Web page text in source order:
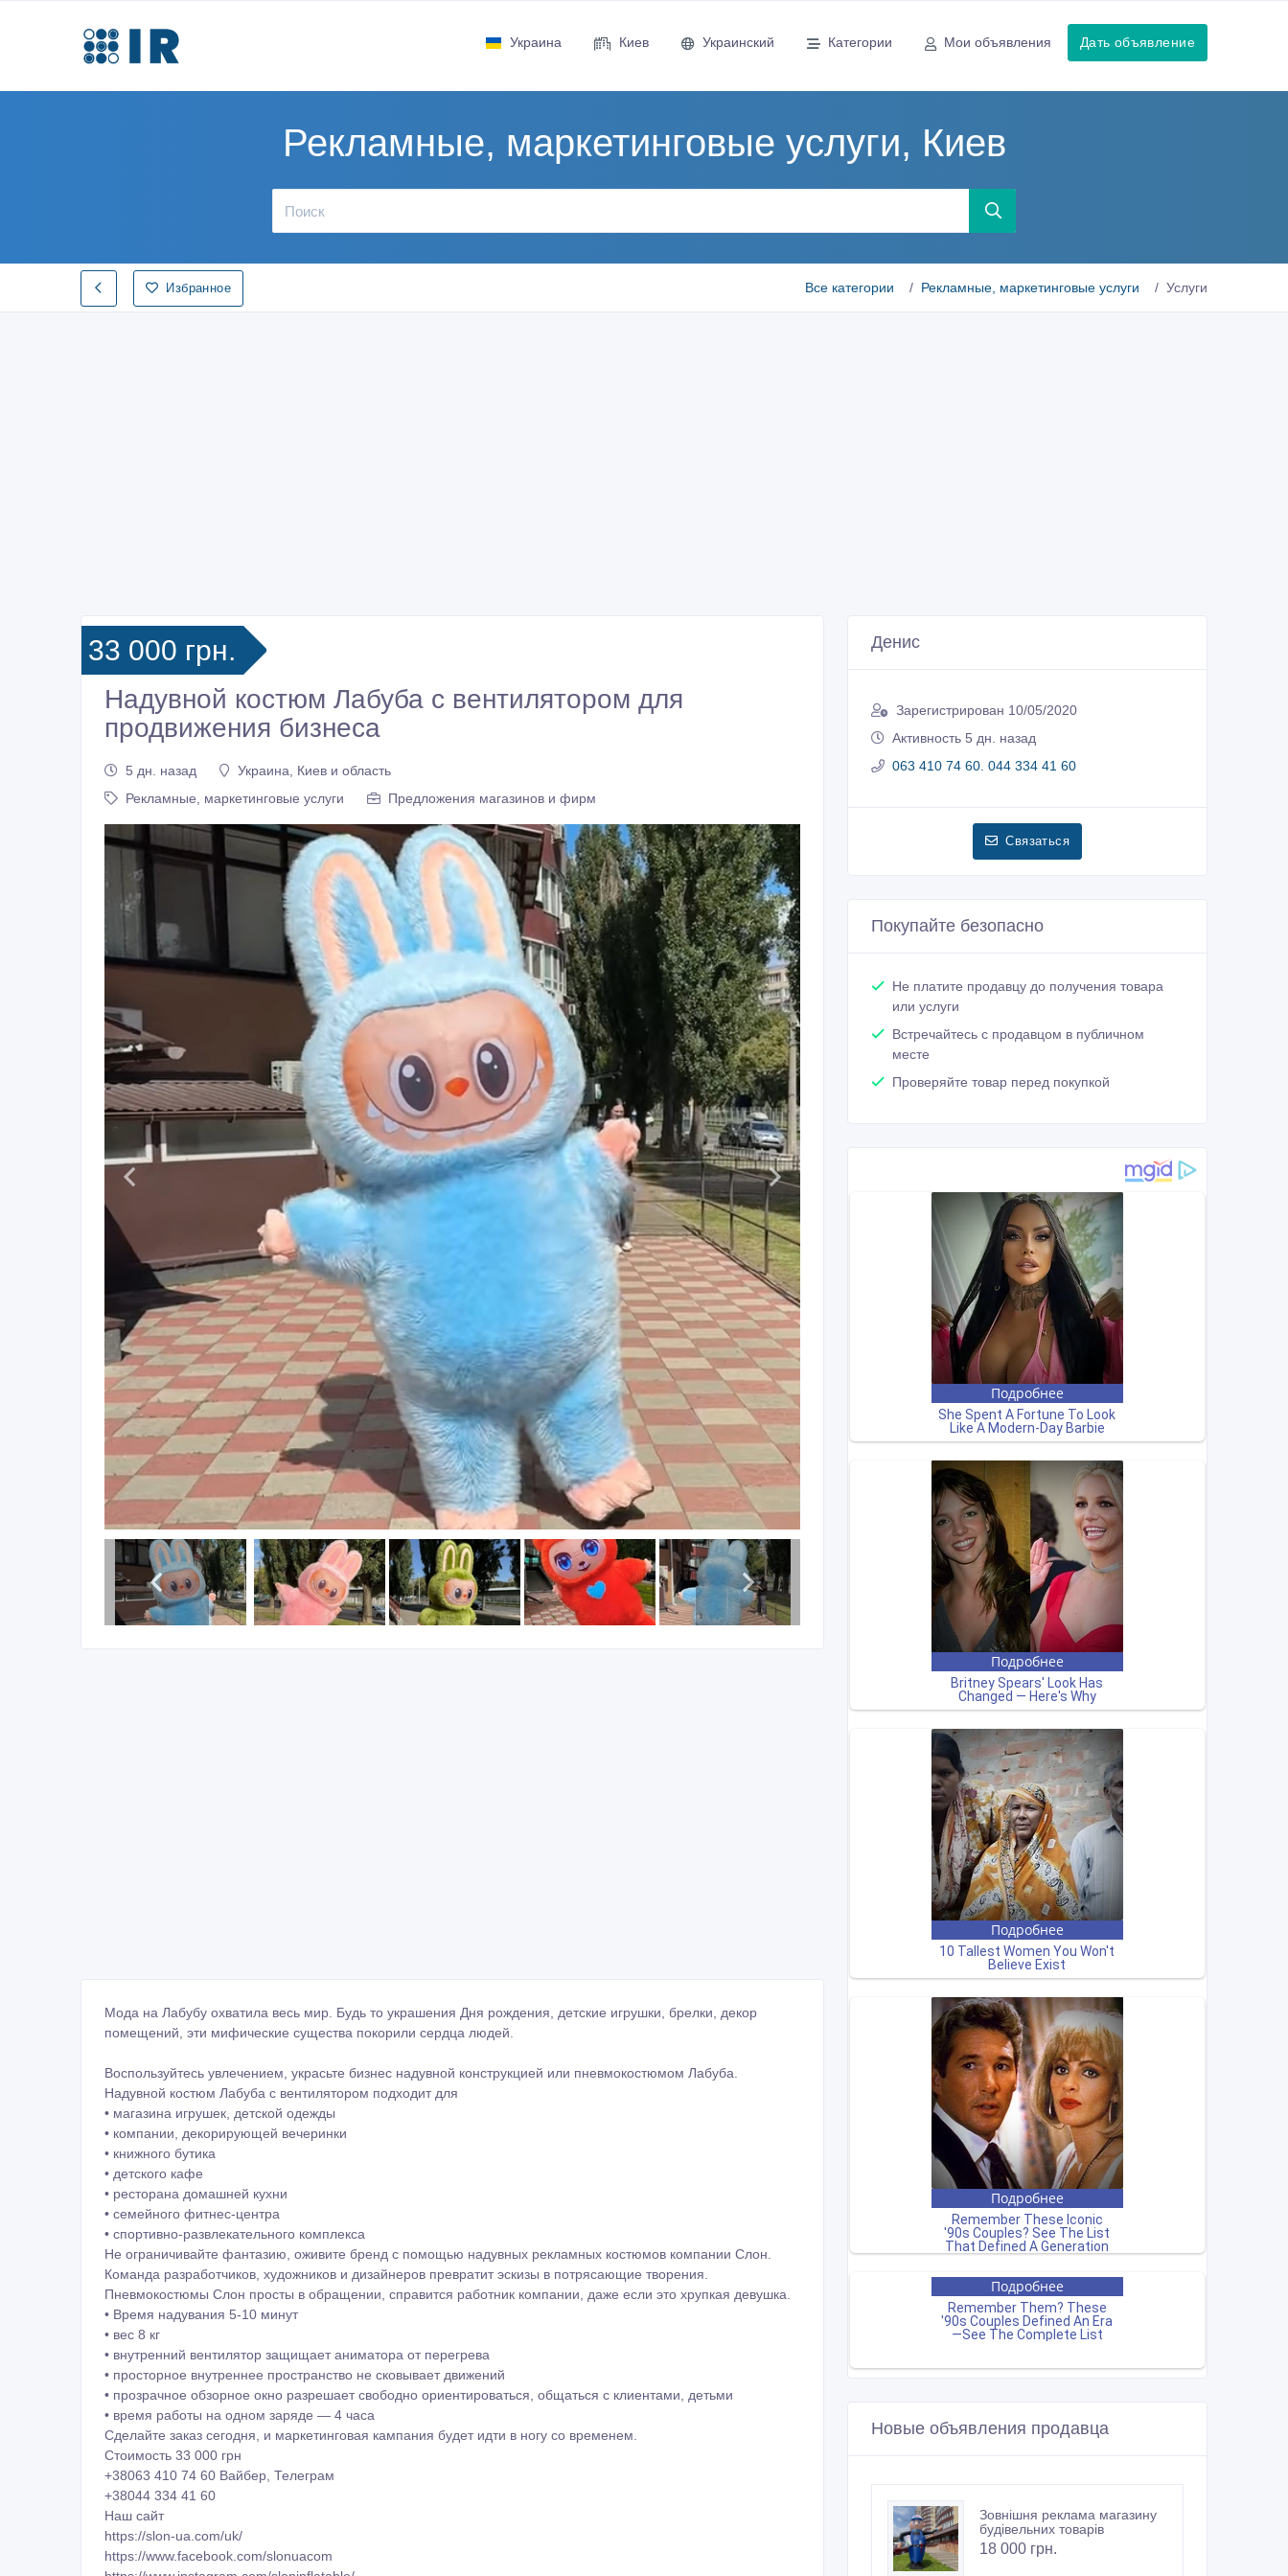
Украина Киев Украинский Категории Мои объявления Дать объявление
Рекламные, маркетинговые услуги, Киев
Избранное Все категории Рекламные, маркетинговые услуги Услуги
33 000 грн.
Надувной костюм Лабуба с вентилятором для
продвижения бизнеса
5 дн. назад
Украина, Киев и область
Рекламные, маркетинговые услуги
Предложения магазинов и фирм
Мода на Лабубу охватила весь мир. Будь то украшения Дня рождения, детские игрушки, брелки, декор
помещений, эти мифические существа покорили сердца людей.
Воспользуйтесь увлечением, украсьте бизнес надувной конструкцией или пневмокостюмом Лабуба.
Надувной костюм Лабуба с вентилятором подходит для
• магазина игрушек, детской одежды
• компании, декорирующей вечеринки
• книжного бутика
• детского кафе
• ресторана домашней кухни
• семейного фитнес-центра
• спортивно-развлекательного комплекса
Не ограничивайте фантазию, оживите бренд с помощью надувных рекламных костюмов компании Слон.
Команда разработчиков, художников и дизайнеров превратит эскизы в потрясающие творения.
Пневмокостюмы Слон просты в обращении, справится работник компании, даже если это хрупкая девушка.
• Время надувания 5-10 минут
• вес 8 кг
• внутренний вентилятор защищает аниматора от перегрева
• просторное внутреннее пространство не сковывает движений
• прозрачное обзорное окно разрешает свободно ориентироваться, общаться с клиентами, детьми
• время работы на одном заряде — 4 часа
Сделайте заказ сегодня, и маркетинговая кампания будет идти в ногу со временем.
Стоимость 33 000 грн
+38063 410 74 60 Вайбер, Телеграм
+38044 334 41 60
Наш сайт
https://slon-ua.com/uk/
https://www.facebook.com/slonuacom
Денис
Зарегистрирован 10/05/2020
Активность 5 дн. назад
063 410 74 60. 044 334 41 60
Связаться
Покупайте безопасно
Не платите продавцу до получения товара
или услуги
Встречайтесь с продавцом в публичном
месте
Проверяйте товар перед покупкой
Новые объявления продавца
Зовнішня реклама магазину
будівельних товарів
18 000 грн.